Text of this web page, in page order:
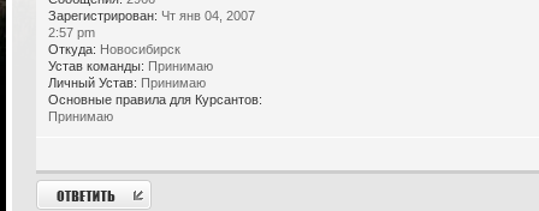
Зарегистрирован: Чт янв 04, 2007
2:57 pm
Откуда: Новосибирск
Устав команды: Принимаю
Личный Устав: Принимаю
Основные правила для Курсантов:
Принимаю
Ответить